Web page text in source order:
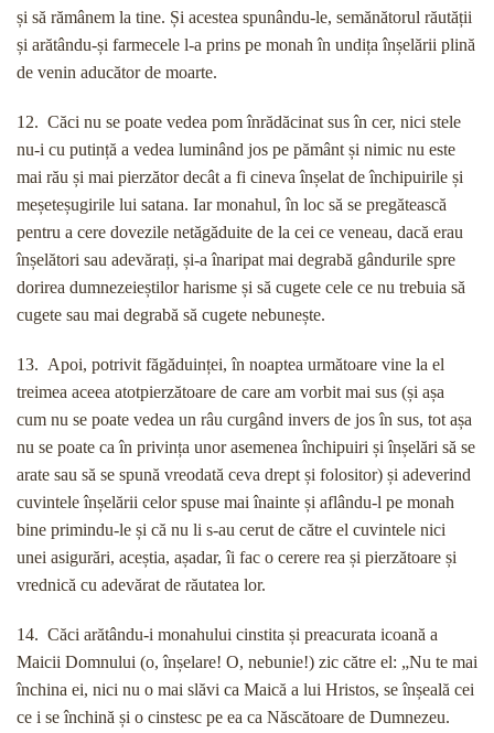
și să rămânem la tine. Și acestea spunându-le, semănătorul răutății
și arătându-și farmecele l-a prins pe monah în undița înșelării plină
de venin aducător de moarte.
12. Căci nu se poate vedea pom înrădăcinat sus în cer, nici stele
nu-i cu putință a vedea luminând jos pe pământ și nimic nu este
mai rău și mai pierzător decât a fi cineva înșelat de închipuirile și
meșeteșugirile lui satana. Iar monahul, în loc să se pregătească
pentru a cere dovezile netăgăduite de la cei ce veneau, dacă erau
înșelători sau adevărați, și-a înaripat mai degrabă gândurile spre
dorirea dumnezeieștilor harisme și să cugete cele ce nu trebuia să
cugete sau mai degrabă să cugete nebunește.
13. Apoi, potrivit făgăduinței, în noaptea următoare vine la el
treimea aceea atotpierzătoare de care am vorbit mai sus (și așa
cum nu se poate vedea un râu curgând invers de jos în sus, tot așa
nu se poate ca în privința unor asemenea închipuiri și înșelări să se
arate sau să se spună vreodată ceva drept și folositor) și adeverind
cuvintele înșelării celor spuse mai înainte și aflându-l pe monah
bine primindu-le și că nu li s-au cerut de către el cuvintele nici
unei asigurări, aceștia, așadar, îi fac o cerere rea și pierzătoare și
vrednică cu adevărat de răutatea lor.
14. Căci arătându-i monahului cinstita și preacurata icoană a
Maicii Domnului (o, înșelare! O, nebunie!) zic către el: „Nu te mai
închina ei, nici nu o mai slăvi ca Maică a lui Hristos, se înșeală cei
ce i se închină și o cinstesc pe ea ca Născătoare de Dumnezeu.